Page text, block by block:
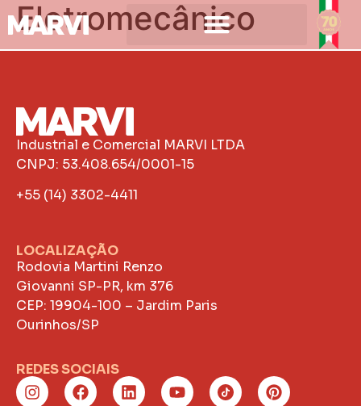
Eletromecânico
Industrial e Comercial MARVI LTDA
CNPJ: 53.408.654/0001-15
+55 (14) 3302-4411
LOCALIZAÇÃO
Rodovia Martini Renzo
Giovanni SP-PR, km 376
CEP: 19904-100 – Jardim Paris
Ourinhos/SP
REDES SOCIAIS